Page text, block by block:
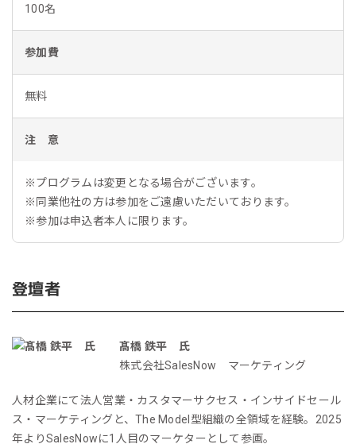
100名
参加費
無料
注 意
※プログラムは変更となる場合がございます。
※同業他社の方は参加をご遠慮いただいております。
※参加は申込者本人に限ります。
登壇者
髙橋 鉄平 氏
株式会社SalesNow マーケティング
人材企業にて法人営業・カスタマーサクセス・インサイドセール
ス・マーケティングと、The Model型組織の全領域を経験。2025
年よりSalesNowに1人目のマーケターとして参画。